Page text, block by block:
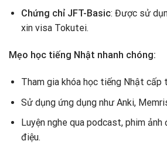
Chứng chỉ JFT-Basic: Được sử
xin visa Tokutei.
Mẹo học tiếng Nhật nhanh chóng:
Tham gia khóa học tiếng Nhật cấp
Sử dụng ứng dụng như Anki,
Luyện nghe qua podcast, phim
điệu.